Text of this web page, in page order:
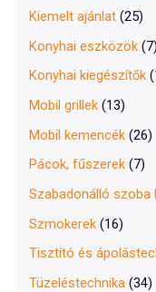
Kiemelt ajánlat (25)
Konyhai eszközök (7)
Konyhai kiegészítők
Mobil grillek (13)
Mobil kemencék (26)
Pácok, fűszerek (7)
Szabadonálló szoba
Szmokerek (16)
Tisztító és
Tüzeléstechnika (34)